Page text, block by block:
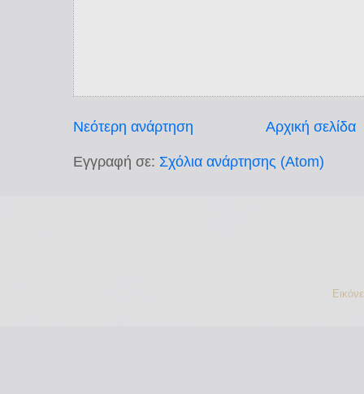
Νεότερη ανάρτηση Αρχική σελίδα
Εγγραφή σε: Σχόλια ανάρτησης (Atom)